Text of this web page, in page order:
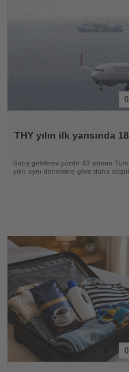
THY yılın ilk yarısında
Satış gelirlerini yüzde 43 artıran
yılın aynı dönemine göre daha